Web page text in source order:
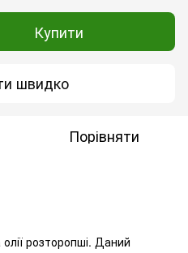
Купити
швидко
Порівняти
розторопші. Даний